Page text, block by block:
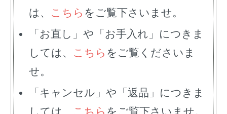
は、 こちら をご覧下さいませ。
「お直し」や「お手入れ」につきま
しては、 こちら をご覧くださいま
せ。
「キャンセル」や「返品」につきま
しては、 こちら をご覧下さいませ。